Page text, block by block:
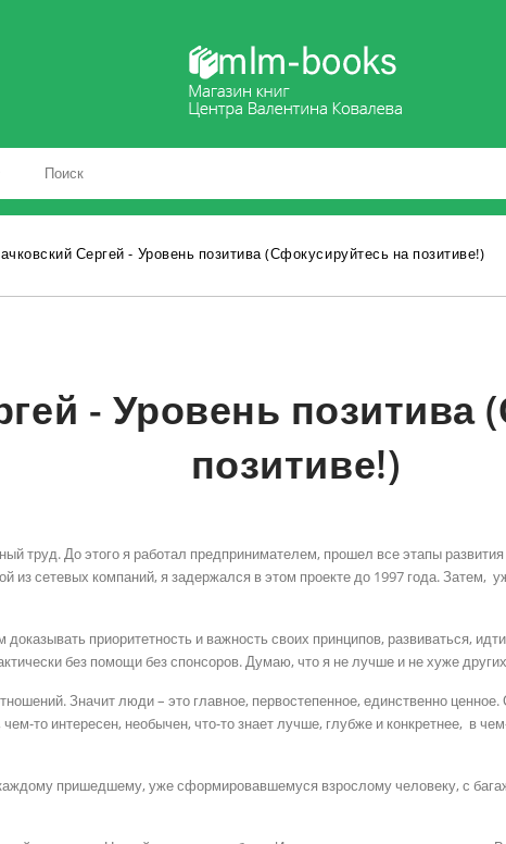
Сергей - Уровень позитива (Сфокусируйтесь на позитиве!)
- Уровень позитива
позитиве!)
труд. До этого я работал предпринимателем, прошел все этапы
из сетевых компаний, я задержался в этом проекте до 1997 года.
приоритетность и важность своих принципов, развиваться,
без помощи без спонсоров. Думаю, что я не лучше и не хуже
Значит люди – это главное, первостепенное, единственно
то интересен, необычен, что-то знает лучше, глубже и конкретнее, в
пришедшему, уже сформировавшемуся взрослому человеку, с